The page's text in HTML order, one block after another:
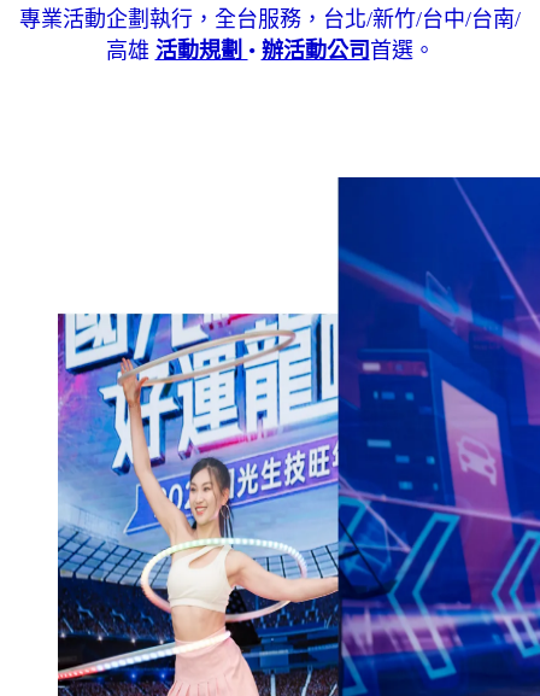
專業活動企劃執行，全台服務，台北/新竹/台中/台南/
高雄 活動規劃 • 辦活動公司 首選。